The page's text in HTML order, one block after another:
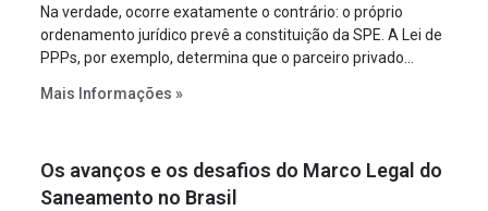
Na verdade, ocorre exatamente o contrário: o próprio
ordenamento jurídico prevê a constituição da SPE. A Lei de
PPPs, por exemplo, determina que o parceiro privado
empreendimento. Ou seja, a suposta “fraude à licitação” é
projeto a projeto.
Mais Informações »
Os avanços e os desafios do Marco Legal do
Saneamento no Brasil